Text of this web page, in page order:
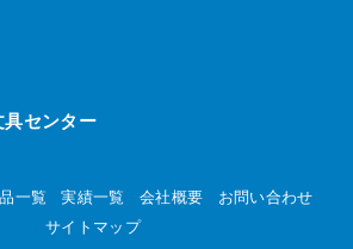
具センター
一覧 実績一覧 会社概要
お問い合わせ
サイトマップ